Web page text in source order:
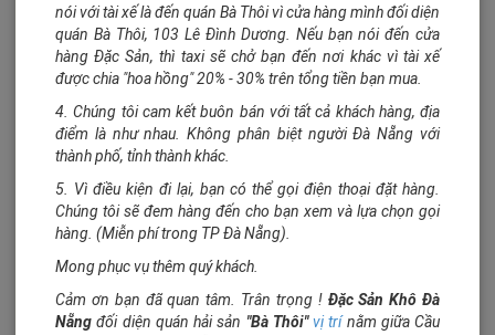
Admin Đặc Sản Khô Đà Nẵng
Chân thành cảm ơn các bạn đã ủng hộ và xin mời các bạn đóng góp ý kiến
để sản phẩm của chúng tôi ngày càn tốt hơn, chất lượng hơn. Đáp ứng
nói với tài xế là đến quán Bà Thôi vì cửa hàng mình đối diện
quán Bà Thôi, 103 Lê Đình Dương. Nếu bạn nói đến cửa
hàng Đặc Sản, thì taxi sẽ chở bạn đến nơi khác vì tài xế
được chia "hoa hồng" 20% - 30% trên tổng tiền bạn mua.
4. Chúng tôi cam kết buôn bán với tất cả khách hàng, địa
điểm là như nhau. Không phân biệt người Đà Nẵng với
thành phố, tỉnh thành khác.
5. Vì điều kiện đi lại, bạn có thể gọi điện thoại đặt hàng.
Chúng tôi sẽ đem hàng đến cho bạn xem và lựa chọn gọi
hàng. (Miễn phí trong TP Đà Nẵng).
Mong phục vụ thêm quý khách.
Cảm ơn bạn đã quan tâm. Trân trọng ! Đặc Sản Khô Đà
Nẵng đối diện quán hải sản "Bà Thôi" vị trínằm giữa Cầu